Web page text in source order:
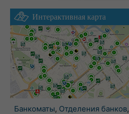
Интерактивная карта
Банкоматы, Отделения банков,